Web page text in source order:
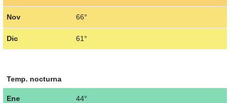
Nov 66°
Dic 61°
Temp. nocturna
Ene 44°